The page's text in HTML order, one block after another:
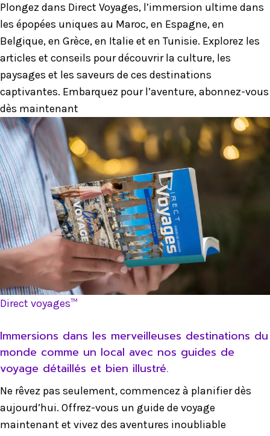
Plongez dans Direct Voyages, l’immersion ultime dans
les épopées uniques au Maroc, en Espagne, en
Belgique, en Grèce, en Italie et en Tunisie. Explorez les
articles et conseils pour découvrir la culture, les
paysages et les saveurs de ces destinations
captivantes. Embarquez pour l’aventure, abonnez-vous
dès maintenant
Direct voyages™
Immersions dans les merveilleuses destinations du
monde comme un local avec nos guides de
voyage détaillés et bien illustré.
Ne rêvez pas seulement, commencez à planifier dès
aujourd’hui. Offrez-vous un guide de voyage
maintenant et vivez des aventures inoubliable